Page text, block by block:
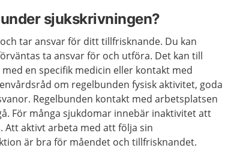
sjukskrivningen?
tar ansvar för ditt tillfrisknande. Du kan
ta ansvar för och utföra. Det kan till
en specifik medicin eller kontakt med
om regelbunden fysisk aktivitet, goda
Regelbunden kontakt med arbetsplatsen
För många sjukdomar innebär inaktivitet att
Att aktivt arbeta med att följa sin
är bra för måendet och tillfrisknandet.